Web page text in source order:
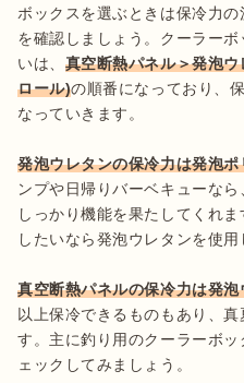
ボックスを選ぶときは保冷力の
を確認しましょう。クーラー
いは、 真空断熱パネル＞発泡
ロール)の順番になっており、
なっていきます。
発泡ウレタンの保冷力は発泡
ンプや日帰りバーベキューな
しっかり機能を果たしてくれ
したいなら発泡ウレタンを使用
真空断熱パネルの保冷力は発
以上保冷できるものもあり、
す。主に釣り用のクーラーボ
ェックしてみましょう。